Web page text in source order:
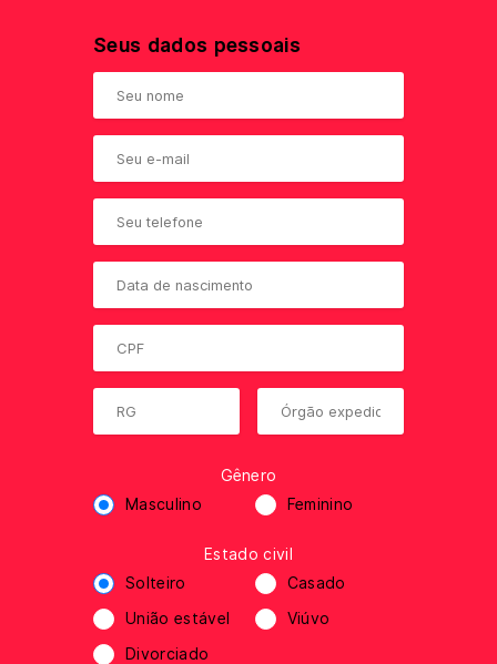
Seus dados pessoais
Gênero
Masculino
Feminino
Estado civil
Solteiro
Casado
União estável
Viúvo
Divorciado